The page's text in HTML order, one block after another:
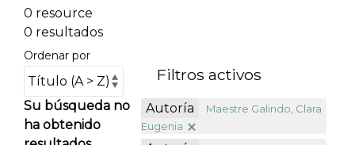
0 resource
0 resultados
Ordenar por
Su búsqueda no
ha obtenido
Filtros activos
Autoría
Maestre Galindo, Clara
Eugenia